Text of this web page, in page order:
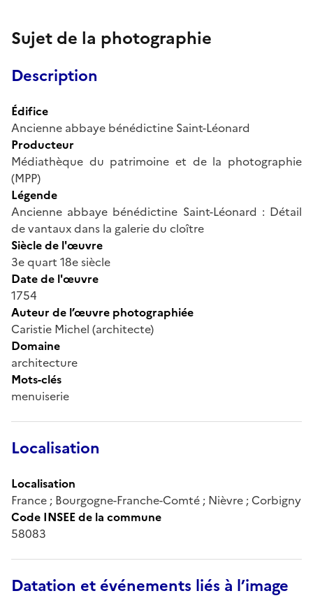
Sujet de la photographie
Description
Édifice
Ancienne abbaye bénédictine Saint-Léonard
Producteur
Médiathèque du patrimoine et de la photographie
(MPP)
Légende
Ancienne abbaye bénédictine Saint-Léonard : Détail
de vantaux dans la galerie du cloître
Siècle de l'œuvre
3e quart 18e siècle
Date de l'œuvre
1754
Auteur de l’œuvre photographiée
Caristie Michel (architecte)
Domaine
architecture
Mots-clés
menuiserie
Localisation
Localisation
France ; Bourgogne-Franche-Comté ; Nièvre ; Corbigny
Code INSEE de la commune
58083
Datation et événements liés à l’image